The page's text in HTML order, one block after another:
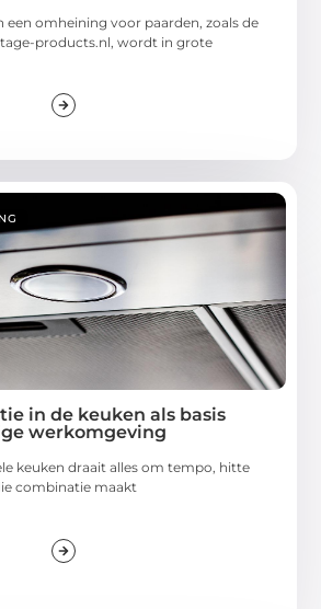
een omheining voor paarden, zoals de
products.nl, wordt in grote
in de keuken als basis
werkomgeving
keuken draait alles om tempo, hitte
combinatie maakt